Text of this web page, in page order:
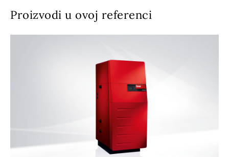
Proizvodi u ovoj referenci